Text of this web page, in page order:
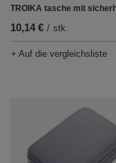
TROIKA tasche mit
10,14 € / stk.
+ Auf die vergleichsliste